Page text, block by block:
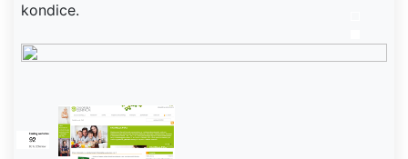
kondice.